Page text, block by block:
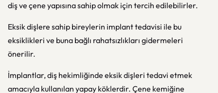
diş ve çene yapısına sahip olmak için tercih edilebilirler.
Eksik dişlere sahip bireylerin implant tedavisi ile bu
eksiklikleri ve buna bağlı rahatsızlıkları gidermeleri
önerilir.
İmplantlar, diş hekimliğinde eksik dişleri tedavi etmek
amacıyla kullanılan yapay köklerdir. Çene kemiğine